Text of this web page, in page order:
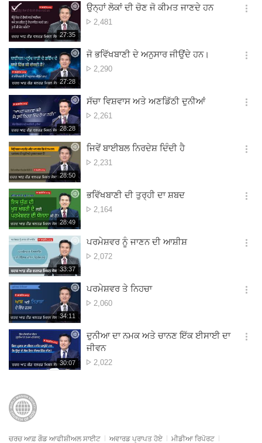
시
간
기
재
생
시
간
27:35
ਉਨ੍ਹਾਂ ਲੋਕਾਂ ਦੀ ਚੋਣ ਜੋ ਕੀਮਤ ਜਾਣਦੇ ਹਨ
ਵੇਖਣ
2,481
옵
기
재
생
시
간
27:28
ਜੋ ਭਵਿੱਖਬਾਣੀ ਦੇ ਅਨੁਸਾਰ ਜੀਉਂਦੇ ਹਨ।
ਵੇਖਣ
2,290
옵
기
재
생
시
간
28:28
ਸੱਚਾ ਵਿਸ਼ਵਾਸ ਅਤੇ ਅਣਡਿੱਠੀ ਦੁਨੀਆਂ
ਵੇਖਣ
2,261
옵
기
재
생
시
간
28:50
ਜਿਵੇਂ ਬਾਈਬਲ ਨਿਰਦੇਸ਼ ਦਿੰਦੀ ਹੈ
ਵੇਖਣ
2,231
옵
기
재
생
시
간
28:49
ਭਵਿੱਖਬਾਣੀ ਦੀ ਤੁਰ੍ਹੀ ਦਾ ਸ਼ਬਦ
ਵੇਖਣ
2,164
옵
기
재
생
시
간
33:37
ਪਰਮੇਸ਼ਵਰ ਨੂੰ ਜਾਣਨ ਦੀ ਆਸ਼ੀਸ਼
ਵੇਖਣ
2,072
옵
기
재
생
시
간
34:11
ਪਰਮੇਸ਼ਵਰ ਤੇ ਨਿਹਚਾ
ਵੇਖਣ
2,060
옵
기
재
생
30:07
ਦੁਨੀਆ ਦਾ ਨਮਕ ਅਤੇ ਚਾਨਣ ਇੱਕ ਈਸਾਈ ਦਾ
ਜੀਵਨ
ਵੇਖਣ
2,022
옵
ਚਰਚ ਆਫ਼ ਗੌਡ ਆਫੀਸ਼ੀਅਲ ਸਾਈਟ ਅਵਾਰਡ ਪ੍ਰਾਪਤ ਹੋਏ ਮੀਡੀਆ ਰਿਪੋਰਟ